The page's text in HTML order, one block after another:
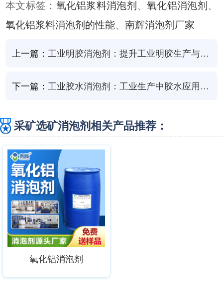
本文标签： 氧化铝浆料消泡剂 、氧化铝消泡剂 、
氧化铝浆料消泡剂的性能、南辉消泡剂厂家
上一篇： 工业明胶消泡剂：提升工业明胶生产与应用的关键助剂
下一篇： 工业胶水消泡剂：工业生产中胶水应用的得力助手
采矿选矿消泡剂相关产品推荐：
氧化铝消泡剂